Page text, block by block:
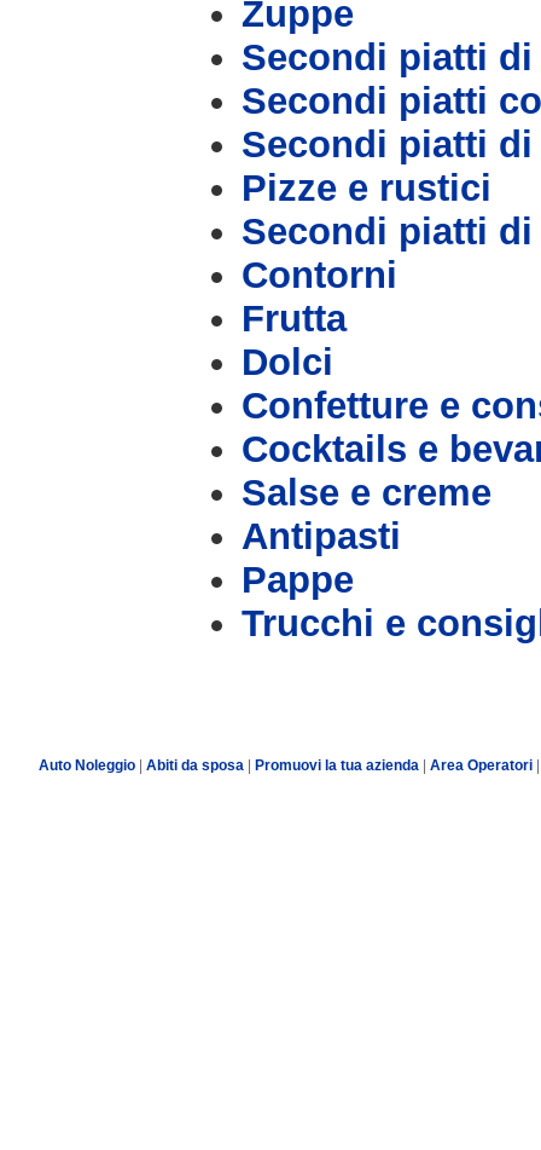
Zuppe
Secondi piatti di
Secondi piatti
Secondi piatti
Pizze e rustici
Secondi piatti di
Contorni
Frutta
Dolci
Confetture e
Cocktails e
Salse e creme
Antipasti
Pappe
Trucchi e
Auto Noleggio| Abiti da sposa| Promuovi la tua azienda Area Operatori